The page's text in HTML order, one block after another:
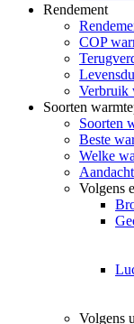
Rendement
COP
Verbruik
Soorten
Soorten
Beste
Welke
Volgens
Volgens